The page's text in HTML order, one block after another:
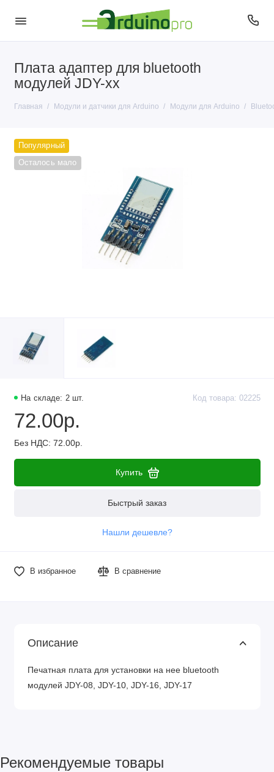
Плата адаптер для bluetooth
модулей JDY-xx
Главная Модули и датчики для Arduino Модули для Arduino
Датчики для Arduino
Модули для Arduino
Популярный
Осталось мало
На складе: 2 шт. Код товара: 02225
72.00р.
Без НДС: 72.00р.
Купить
Быстрый заказ
Нашли дешевле?
В избранное В сравнение
Описание
Печатная плата для установки на нее bluetooth
модулей JDY-08, JDY-10, JDY-16, JDY-17
Рекомендуемые товары